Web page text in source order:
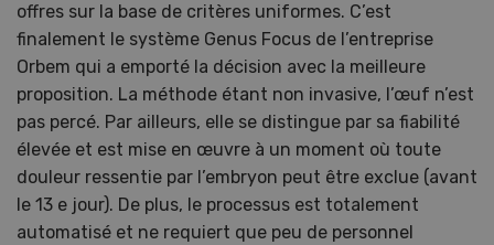
offres sur la base de critères uniformes. C’est
finalement le système Genus Focus de l’entreprise
Orbem qui a emporté la décision avec la meilleure
proposition. La méthode étant non invasive, l’œuf n’est
pas percé. Par ailleurs, elle se distingue par sa fiabilité
élevée et est mise en œuvre à un moment où toute
douleur ressentie par l’embryon peut être exclue (avant
le 13 e jour). De plus, le processus est totalement
automatisé et ne requiert que peu de personnel